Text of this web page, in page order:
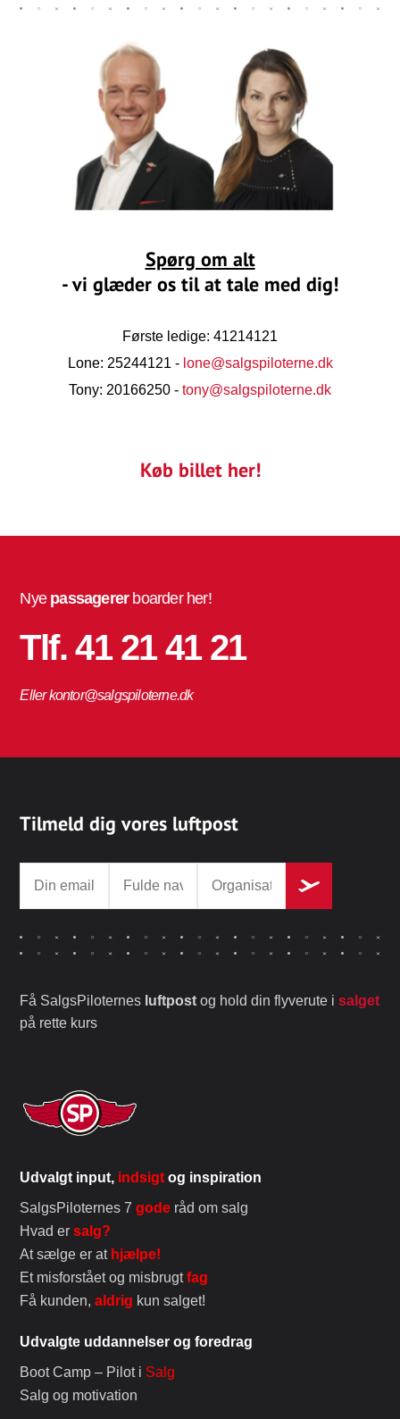
Spørg om alt
- vi glæder os til at tale med dig!
Første ledige: 41214121
Lone: 25244121 - lone@salgspiloterne.dk
Tony: 20166250 - tony@salgspiloterne.dk
Køb billet her!
Tilmeld dig vores luftpost
Få SalgsPiloternes luftpost og hold din flyverute isalget
på rette kurs
Nye passagererboarder her!
Tlf. 41 21 41 21
Eller kontor@salgspiloterne.dk
Udvalgt input, indsigt og inspiration
SalgsPiloternes 7gode råd om salg
Hvad ersalg?
At sælge er at hjælpe!
Et misforstået og misbrugtfag
Få kunden,aldrig kun salget!
Udvalgte uddannelser og foredrag
Boot Camp – Pilot i Salg
Salg og motivation